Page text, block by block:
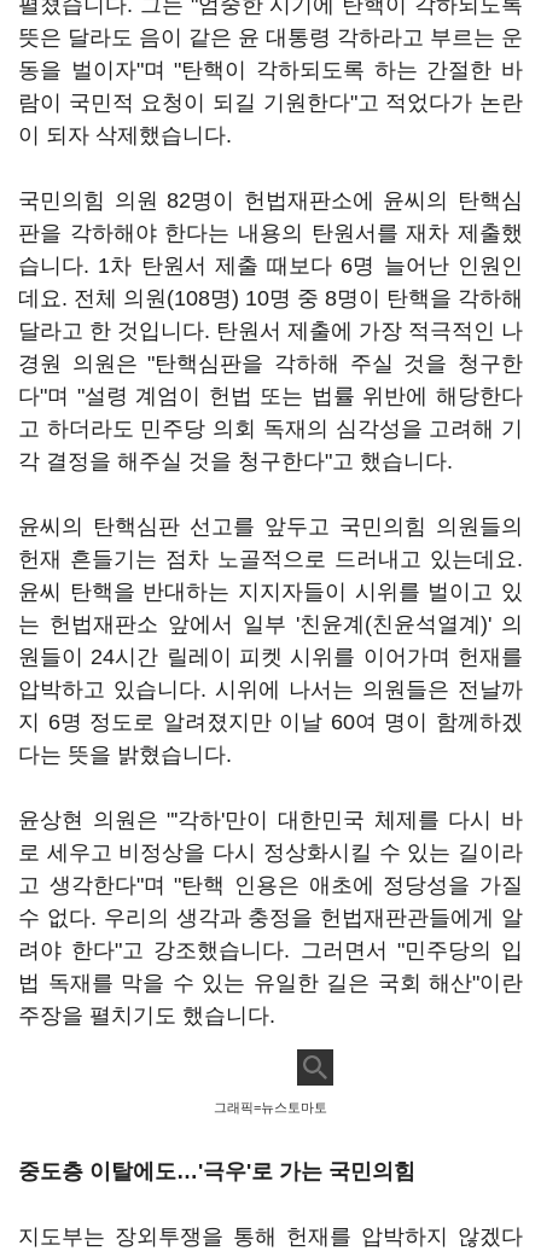
펼쳤습니다. 그는 "엄중한 시기에 탄핵이 각하되도록
뜻은 달라도 음이 같은 윤 대통령 각하라고 부르는 운
동을 벌이자"며 "탄핵이 각하되도록 하는 간절한 바
람이 국민적 요청이 되길 기원한다"고 적었다가 논란
이 되자 삭제했습니다.
국민의힘 의원 82명이 헌법재판소에 윤씨의 탄핵심
판을 각하해야 한다는 내용의 탄원서를 재차 제출했
습니다. 1차 탄원서 제출 때보다 6명 늘어난 인원인
데요. 전체 의원(108명) 10명 중 8명이 탄핵을 각하해
달라고 한 것입니다. 탄원서 제출에 가장 적극적인 나
경원 의원은 "탄핵심판을 각하해 주실 것을 청구한
다"며 "설령 계엄이 헌법 또는 법률 위반에 해당한다
고 하더라도 민주당 의회 독재의 심각성을 고려해 기
각 결정을 해주실 것을 청구한다"고 했습니다.
윤씨의 탄핵심판 선고를 앞두고 국민의힘 의원들의
헌재 흔들기는 점차 노골적으로 드러내고 있는데요.
윤씨 탄핵을 반대하는 지지자들이 시위를 벌이고 있
는 헌법재판소 앞에서 일부 '친윤계(친윤석열계)' 의
원들이 24시간 릴레이 피켓 시위를 이어가며 헌재를
압박하고 있습니다. 시위에 나서는 의원들은 전날까
지 6명 정도로 알려졌지만 이날 60여 명이 함께하겠
다는 뜻을 밝혔습니다.
윤상현 의원은 "'각하'만이 대한민국 체제를 다시 바
로 세우고 비정상을 다시 정상화시킬 수 있는 길이라
고 생각한다"며 "탄핵 인용은 애초에 정당성을 가질
수 없다. 우리의 생각과 충정을 헌법재판관들에게 알
려야 한다"고 강조했습니다. 그러면서 "민주당의 입
법 독재를 막을 수 있는 유일한 길은 국회 해산"이란
주장을 펼치기도 했습니다.
그래픽=뉴스토마토
중도층 이탈에도…'극우'로 가는 국민의힘
지도부는 장외투쟁을 통해 헌재를 압박하지 않겠다